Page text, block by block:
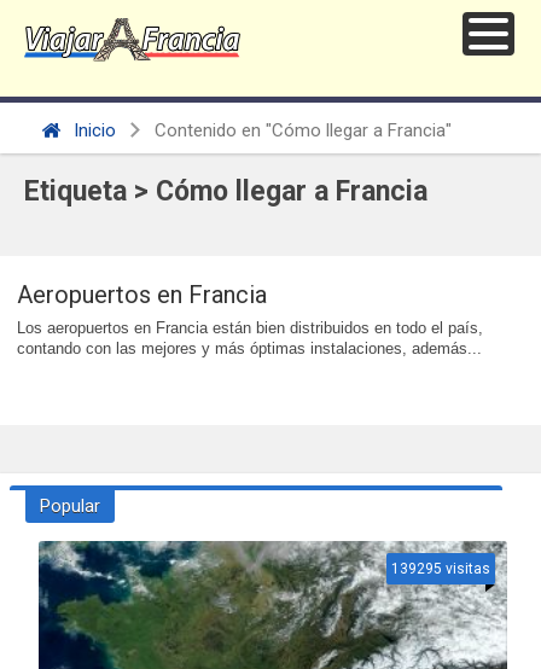
Inicio Contenido en "Cómo llegar a Francia"
Etiqueta > Cómo llegar a Francia
Aeropuertos en Francia
Los aeropuertos en Francia están bien distribuidos en todo el país,
contando con las mejores y más óptimas instalaciones, además...
Popular
139295 visitas